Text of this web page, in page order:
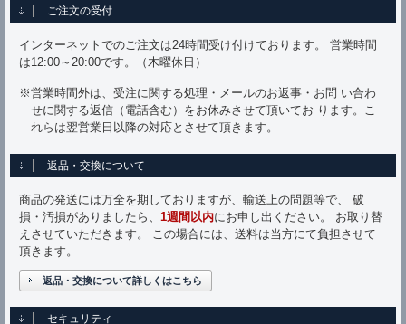
ご注文の受付
インターネットでのご注文は24時間受け付けております。 営業時間
は12:00～20:00です。（木曜休日）
※営業時間外は、受注に関する処理・メールのお返事・お問 い合わ
せに関する返信（電話含む）をお休みさせて頂いてお ります。こ
れらは翌営業日以降の対応とさせて頂きます。
返品・交換について
商品の発送には万全を期しておりますが、輸送上の問題等で、 破
損・汚損がありましたら、 1週間以内にお申し出ください。 お取り替
えさせていただきます。 この場合には、送料は当方にて負担させて
頂きます。
返品・交換について詳しくはこちら
セキュリティ